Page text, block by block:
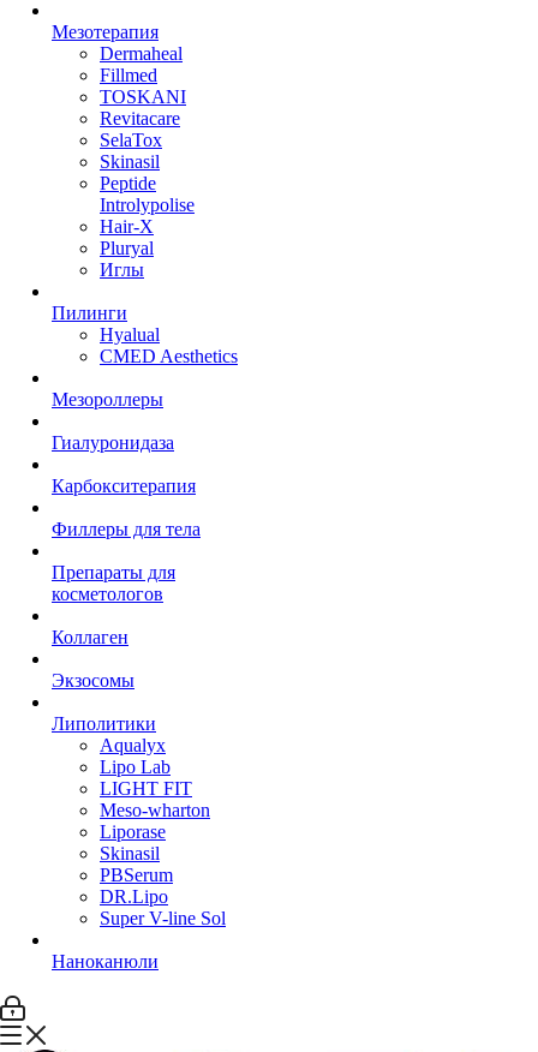
Мезотерапия
Dermaheal
Fillmed
TOSKANI
Revitacare
SelaTox
Skinasil
Peptide
Introlypolise
Hair-X
Pluryal
Иглы
Пилинги
Hyalual
CMED Aesthetics
Мезороллеры
Гиалуронидаза
Карбокситерапия
Филлеры для тела
Препараты для
косметологов
Коллаген
Экзосомы
Липолитики
Aqualyx
Lipo Lab
LIGHT FIT
Meso-wharton
Liporase
Skinasil
PBSerum
DR.Lipo
Super V-line Sol
Наноканюли